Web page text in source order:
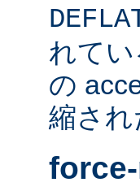
れて
の
縮さ